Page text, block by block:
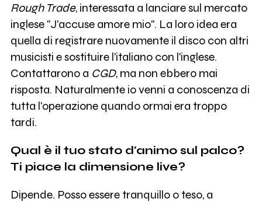
Rough Trade, interessata a lanciare sul mercato
inglese "J'accuse amore mio". La loro idea era
quella di registrare nuovamente il disco con altri
musicisti e sostituire l'italiano con l'inglese.
Contattarono a CGD, ma non ebbero mai
risposta. Naturalmente io venni a conoscenza di
tutta l'operazione quando ormai era troppo
tardi.
Qual è il tuo stato d'animo sul palco?
Ti piace la dimensione live?
Dipende. Posso essere tranquillo o teso, a